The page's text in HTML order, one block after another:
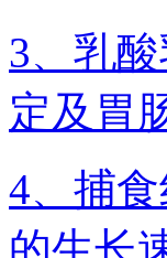
3、乳
定及胃
4、捕
的生长